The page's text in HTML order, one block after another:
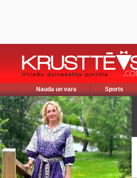
Nauda un vara Sports